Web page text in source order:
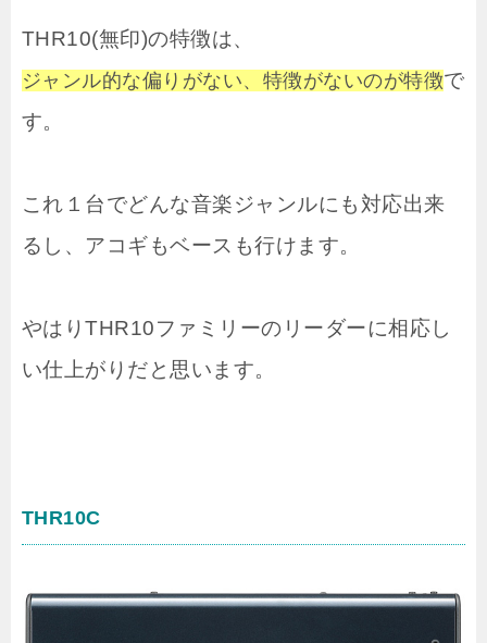
THR10(無印)の特徴は、
ジャンル的な偏りがない、特徴がないのが特徴で
す。
これ１台でどんな音楽ジャンルにも対応出来
るし、アコギもベースも行けます。
やはりTHR10ファミリーのリーダーに相応し
い仕上がりだと思います。
THR10C